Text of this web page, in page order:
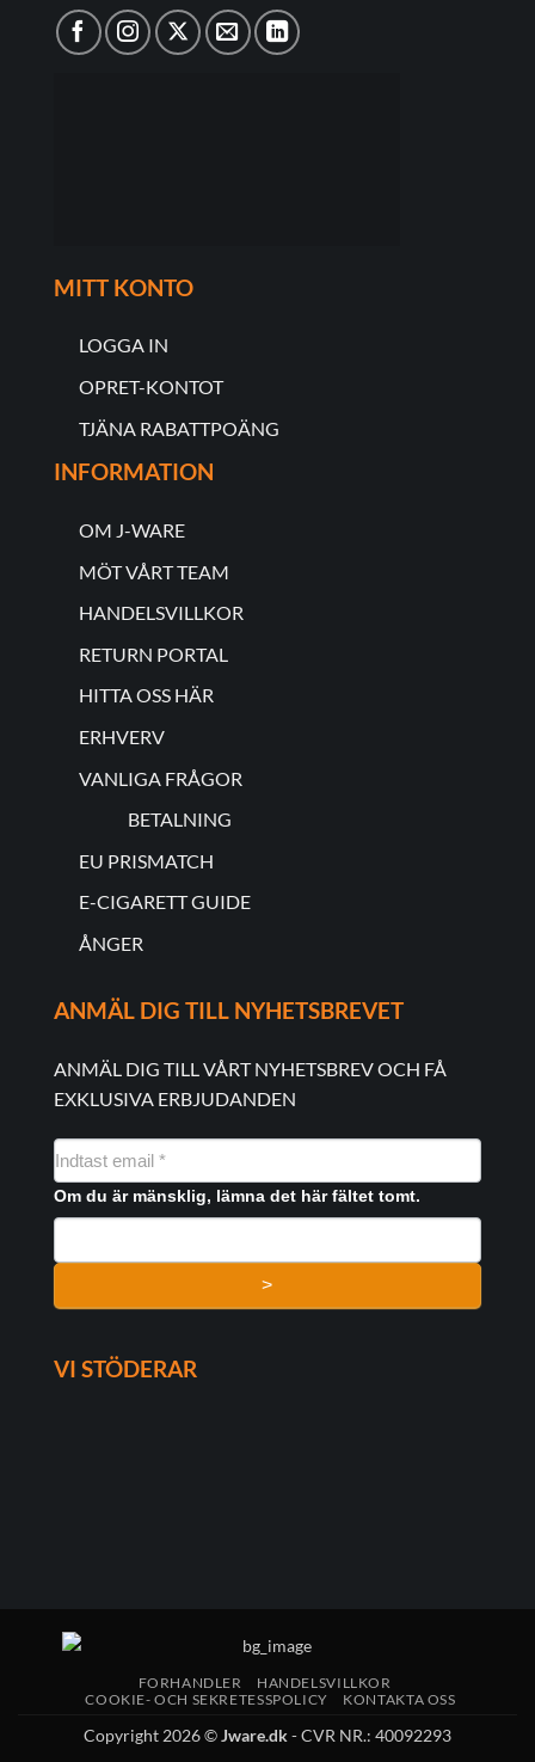
MITT KONTO
LOGGA IN
OPRET-KONTOT
TJÄNA RABATTPOÄNG
INFORMATION
OM J-WARE
MÖT VÅRT TEAM
HANDELSVILLKOR
RETURN PORTAL
HITTA OSS HÄR
ERHVERV
VANLIGA FRÅGOR
BETALNING
EU PRISMATCH
E-CIGARETT GUIDE
ÅNGER
ANMÄL DIG TILL NYHETSBREVET
ANMÄL DIG TILL VÅRT NYHETSBREV OCH FÅ
EXKLUSIVA ERBJUDANDEN
NYHEDSMAIL
FORMULAR
Om du är mänsklig, lämna det här fältet tomt.
>
VI STÖDERAR
FORHANDLER
HANDELSVILLKOR
COOKIE- OCH SEKRETESSPOLICY
KONTAKTA OSS
Copyright 2026 ©Jware.dk- CVR NR.: 40092293